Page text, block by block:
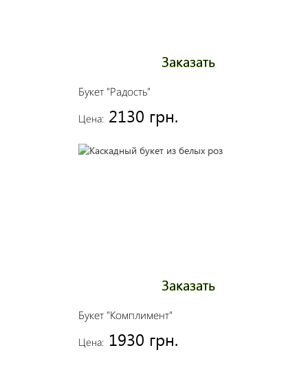
Букет "Радость"
Цена: 2130 грн.
Заказать
Букет "Комплимент"
Цена: 1930 грн.
Заказать